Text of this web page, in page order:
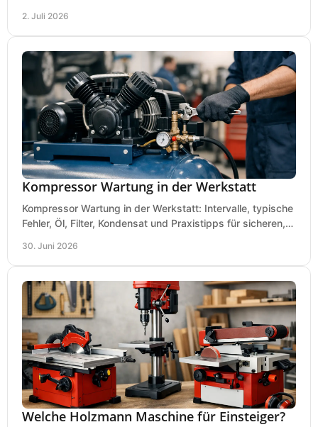
2. Juli 2026
Kompressor Wartung in der Werkstatt
Kompressor Wartung in der Werkstatt: Intervalle, typische
Fehler, Öl, Filter, Kondensat und Praxistipps für sicheren,
30. Juni 2026
Welche Holzmann Maschine für Einsteiger?